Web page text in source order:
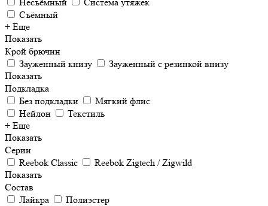
Съёмный
+ Еще
Показать
Крой брючин
Зауженный книзу
Зауженный с резинкой внизу
Показать
Подкладка
Без подкладки
Мягкий флис
Нейлон
Текстиль
+ Еще
Показать
Серии
Reebok Classic
Reebok Zigtech / Zigwild
Показать
Состав
Лайкра
Полиэстер